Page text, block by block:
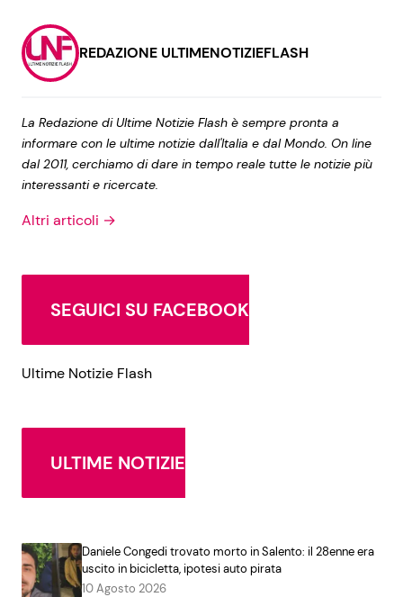
REDAZIONE ULTIMENOTIZIEFLASH
La Redazione di Ultime Notizie Flash è sempre pronta a
informare con le ultime notizie dall'Italia e dal Mondo. On line
dal 2011, cerchiamo di dare in tempo reale tutte le notizie più
interessanti e ricercate.
Altri articoli →
SEGUICI SU FACEBOOK
Ultime Notizie Flash
ULTIME NOTIZIE
Daniele Congedi trovato morto in Salento: il 28enne era
uscito in bicicletta, ipotesi auto pirata
10 Agosto 2026